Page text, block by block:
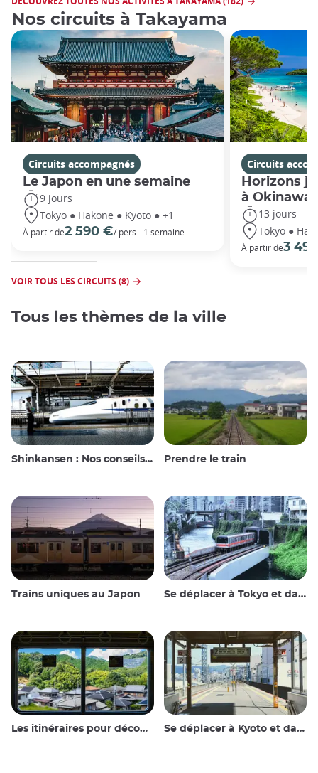
Nos circuits à Takayama
Circuits accompagnés
Le Japon en une semaine
9 jours
Tokyo ● Hakone ● Kyoto ● +1
À partir de2 590 €/ pers - 1 semaine
Circuits
Horizons
à Okinawa
13 jours
Tokyo ●
À partir de3
VOIR TOUS LES CIRCUITS (8)
Tous les thèmes de la ville
Shinkansen : Nos conseils de voyage pour le train à grande vitesse japonais Prendre le train
Trains uniques au Japon Se déplacer à Tokyo et dans les environs
Les itinéraires pour découvrir le Japon Se déplacer à Kyoto et dans les environs